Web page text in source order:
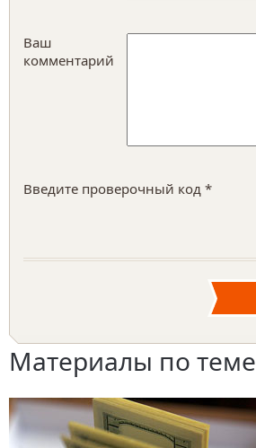
Ваш
комментарий
Введите проверочный код *
Материалы по теме